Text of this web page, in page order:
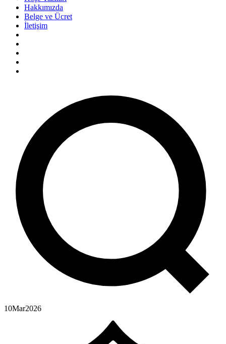
Hakkımızda
Belge ve Ücret
İletişim
10Mar2026